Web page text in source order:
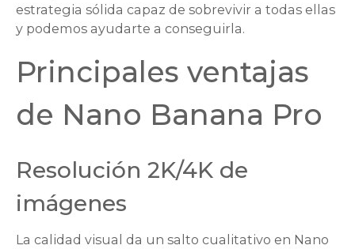
estrategia sólida capaz de sobrevivir a todas ellas
y podemos ayudarte a conseguirla.
Principales ventajas
de Nano Banana Pro
Resolución 2K/4K de
imágenes
La calidad visual da un salto cualitativo en Nano